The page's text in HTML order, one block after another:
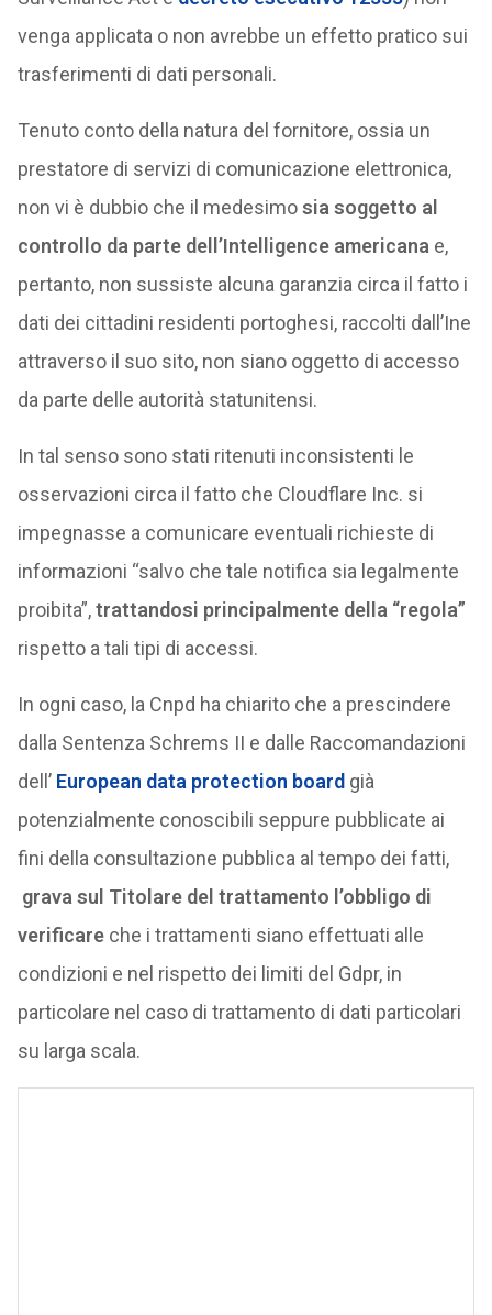
venga applicata o non avrebbe un effetto pratico sui
trasferimenti di dati personali.
Tenuto conto della natura del fornitore, ossia un
prestatore di servizi di comunicazione elettronica,
non vi è dubbio che il medesimosia soggetto al
controllo da parte dell’Intelligence americana e,
pertanto, non sussiste alcuna garanzia circa il fatto i
dati dei cittadini residenti portoghesi, raccolti dall’Ine
attraverso il suo sito, non siano oggetto di accesso
da parte delle autorità statunitensi.
In tal senso sono stati ritenuti inconsistenti le
osservazioni circa il fatto che Cloudflare Inc. si
impegnasse a comunicare eventuali richieste di
informazioni “salvo che tale notifica sia legalmente
proibita”,trattandosi principalmente della “regola”
rispetto a tali tipi di accessi.
In ogni caso, la Cnpd ha chiarito che a prescindere
dalla Sentenza Schrems II e dalle Raccomandazioni
dell’ European data protection board già
potenzialmente conoscibili seppure pubblicate ai
fini della consultazione pubblica al tempo dei fatti,
grava sul Titolare del trattamento l’obbligo di
verificare che i trattamenti siano effettuati alle
condizioni e nel rispetto dei limiti del Gdpr, in
particolare nel caso di trattamento di dati particolari
su larga scala.